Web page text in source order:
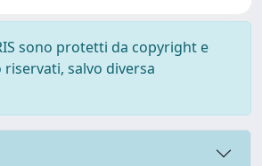
sono protetti da copyright e
salvo diversa